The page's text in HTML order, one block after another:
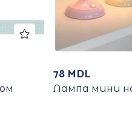
78 MDL
Лампа мини